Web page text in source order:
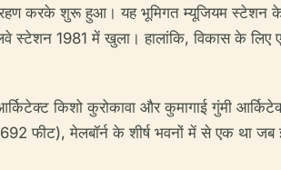
करके शुरू हुआ। यह भूमिगत म्यूजियम स्टेशन
1981 में खुला। हालांकि, विकास के लिए
किशो कुरोकावा और कुमागाई गुंमी
फीट), मेलबॉर्न के शीर्ष भवनों में से एक था जब